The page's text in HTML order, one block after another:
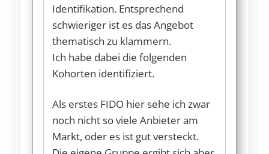
Identifikation. Entsprechend
schwieriger ist es das Angebot
thematisch zu klammern.
Ich habe dabei die folgenden
Kohorten identifiziert.
Als erstes FIDO hier sehe ich zwar
noch nicht so viele Anbieter am
Markt, oder es ist gut versteckt.